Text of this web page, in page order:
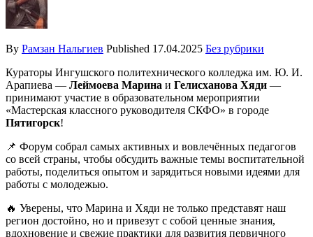
By Рамзан Нальгиев Published 17.04.2025 Без рубрики
Кураторы Ингушского политехнического колледжа им. Ю. И.
Арапиева — Леймоева Марина и Гелисханова Хяди —
принимают участие в образовательном мероприятии
«Мастерская классного руководителя СКФО» в городе
Пятигорск!
📌 Форум собрал самых активных и вовлечённых педагогов
со всей страны, чтобы обсудить важные темы воспитательной
работы, поделиться опытом и зарядиться новыми идеями для
работы с молодежью.
🔥 Уверены, что Марина и Хяди не только представят наш
регион достойно, но и привезут с собой ценные знания,
вдохновение и свежие практики для развития первичного